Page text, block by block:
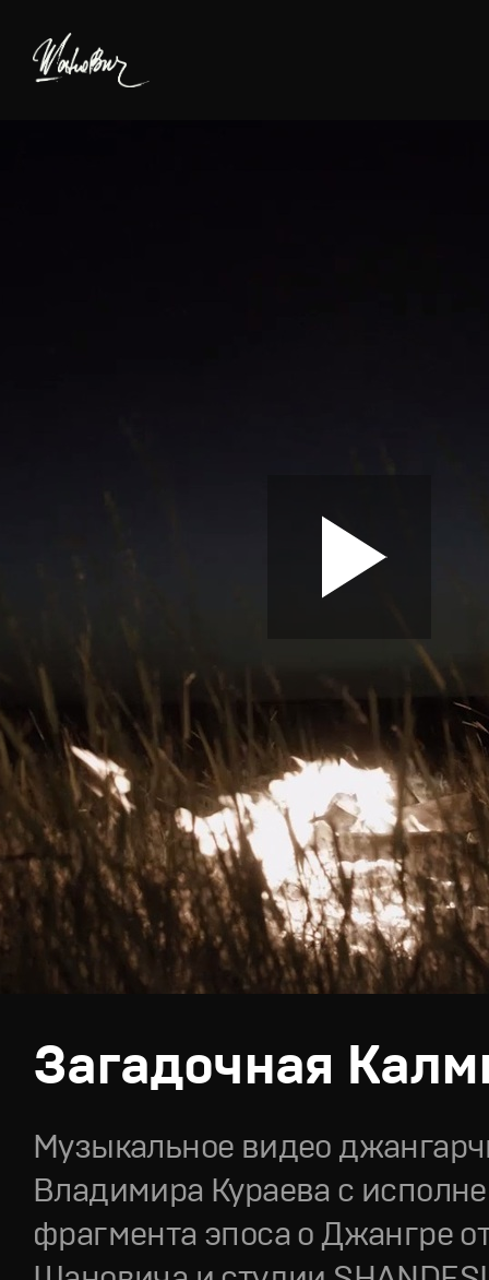
Загадочная
Музыкальное видео
Владимира Кураева с
фрагмента эпоса о Джангре